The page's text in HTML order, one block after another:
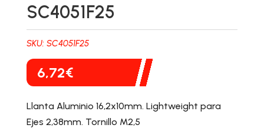
SC4051F25
SKU: SC4051F25
6,72€
Llanta Aluminio 16,2x10mm. Lightweight para
Ejes 2,38mm. Tornillo M2,5